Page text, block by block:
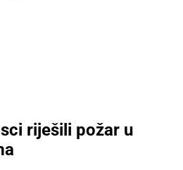
riješili požar u